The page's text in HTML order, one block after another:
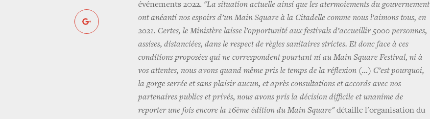
événements 2022. "La situation actuelle ainsi que les atermoiements du gouvernement
ont anéanti nos espoirs d’un Main Square à la Citadelle comme nous l’aimons tous, en
2021. Certes, le Ministère laisse l’opportunité aux festivals d’accueillir 5000 personnes,
assises, distanciées, dans le respect de règles sanitaires strictes. Et donc face à ces
conditions proposées qui ne correspondent pourtant ni au Main Square Festival, ni à
vos attentes, nous avons quand même pris le temps de la réflexion (...) C’est pourquoi,
la gorge serrée et sans plaisir aucun, et après consultations et accords avec nos
partenaires publics et privés, nous avons pris la décision difficile et unanime de
reporter une fois encore la 16ème édition du Main Square"détaille l'organisation du